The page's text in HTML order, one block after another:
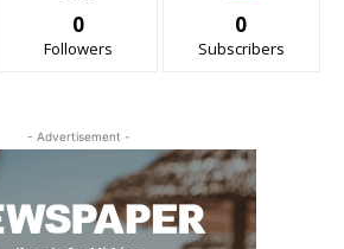
0
Followers
0
Subscribers
- Advertisement -